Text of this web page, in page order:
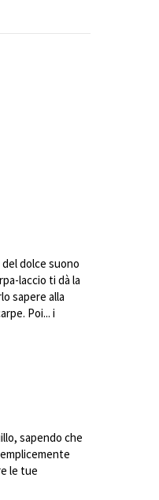
dolce suono
laccio ti dà la
sapere alla
Poi... i
sapendo che
le tue